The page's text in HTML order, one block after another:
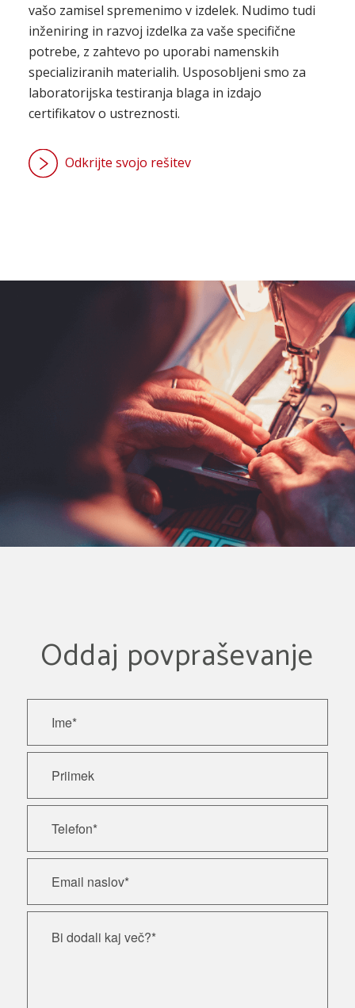
vašo zamisel spremenimo v izdelek. Nudimo tudi
inženiring in razvoj izdelka za vaše specifične
potrebe, z zahtevo po uporabi namenskih
specializiranih materialih. Usposobljeni smo za
laboratorijska testiranja blaga in izdajo
certifikatov o ustreznosti.
Odkrijte svojo rešitev
Oddaj povpraševanje